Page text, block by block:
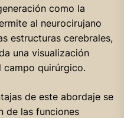
como la
al neurocirujano
estructuras cerebrales,
una visualización
campo quirúrgico.
de este abordaje se
de las funciones